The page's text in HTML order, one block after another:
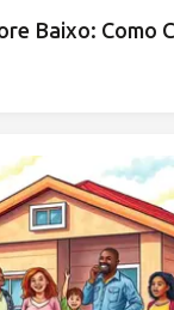
Baixo: Como